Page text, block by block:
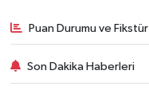
Puan Durumu ve Fikstür
Son Dakika Haberleri